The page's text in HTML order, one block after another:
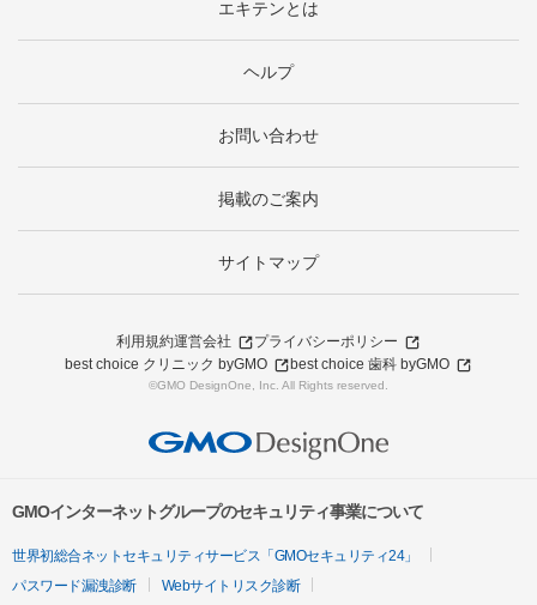
エキテンとは
ヘルプ
お問い合わせ
掲載のご案内
サイトマップ
利用規約運営会社
プライバシーポリシー
best choice クリニック byGMO
best choice 歯科 byGMO
©GMO DesignOne, Inc. All Rights reserved.
GMOインターネットグループのセキュリティ事業について
世界初総合ネットセキュリティサービス「GMOセキュリティ24」
パスワード漏洩診断
Webサイトリスク診断